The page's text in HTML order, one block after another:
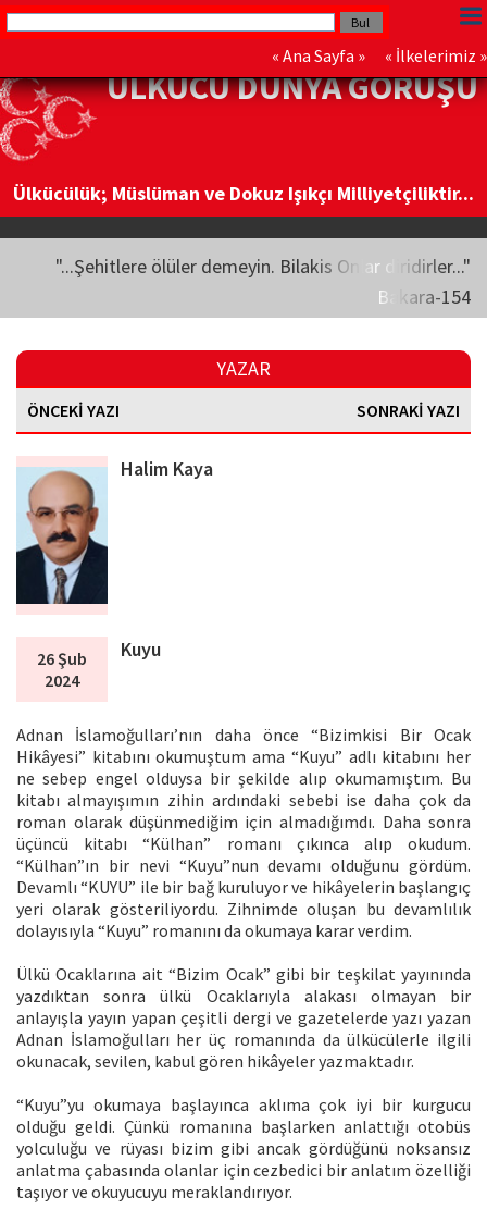
« Ana Sayfa » « İlkelerimiz »
ÜLKÜCÜ DÜNYA GÖRÜŞÜ
Ülkücülük; Müslüman ve Dokuz Işıkçı Milliyetçiliktir...
"...Şehitlere ölüler demeyin. Bilakis Onlar diridirler..."
Bakara-154
YAZAR
ÖNCEKİ YAZI SONRAKİ YAZI
Halim Kaya
26 Şub
2024
Kuyu
Adnan İslamoğulları’nın daha önce “Bizimkisi Bir Ocak
Hikâyesi” kitabını okumuştum ama “Kuyu” adlı kitabını her
ne sebep engel olduysa bir şekilde alıp okumamıştım. Bu
kitabı almayışımın zihin ardındaki sebebi ise daha çok da
roman olarak düşünmediğim için almadığımdı. Daha sonra
üçüncü kitabı “Külhan” romanı çıkınca alıp okudum.
“Külhan”ın bir nevi “Kuyu”nun devamı olduğunu gördüm.
Devamlı “KUYU” ile bir bağ kuruluyor ve hikâyelerin başlangıç
yeri olarak gösteriliyordu. Zihnimde oluşan bu devamlılık
dolayısıyla “Kuyu” romanını da okumaya karar verdim.
Ülkü Ocaklarına ait “Bizim Ocak” gibi bir teşkilat yayınında
yazdıktan sonra ülkü Ocaklarıyla alakası olmayan bir
anlayışla yayın yapan çeşitli dergi ve gazetelerde yazı yazan
Adnan İslamoğulları her üç romanında da ülkücülerle ilgili
okunacak, sevilen, kabul gören hikâyeler yazmaktadır.
“Kuyu”yu okumaya başlayınca aklıma çok iyi bir kurgucu
olduğu geldi. Çünkü romanına başlarken anlattığı otobüs
yolculuğu ve rüyası bizim gibi ancak gördüğünü noksansız
anlatma çabasında olanlar için cezbedici bir anlatım özelliği
taşıyor ve okuyucuyu meraklandırıyor.